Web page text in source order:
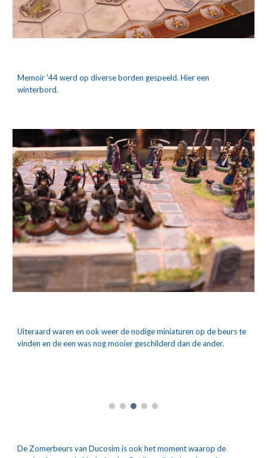
Memoir '44 werd op diverse borden gespeeld. Hier een
winterbord.
Uiteraard waren en ook weer de nodige miniaturen op de beurs te
vinden en de een was nog mooier geschilderd dan de ander.
De Zomerbeurs van Ducosim is ook het moment waarop de